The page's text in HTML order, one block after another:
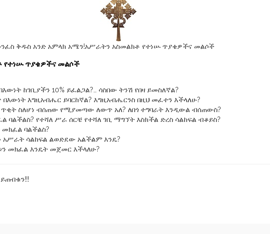
ቅዱስ አንድ አምላክ አሜን!አሥራትን አስመልክቶ የተነሡ ጥያቄዎችና መልሶች
የተነሡ ጥያቄዎችና መልሶች
ከገቢያችን 10% ይፈልጋል?… ሳስበው ትንሽ የበዛ ይመስለኛል?
እግዚአብሔር ይባርከኛል? እግዚአብሔርንስ በዚህ መፈተን እችላለሁ?
ስለሆነ ብሰጠው የሚያመጣው ለውጥ አለ? ለበጎ ተግባራት እንዲውል ብሰጠውስ?
ባልችልስ? የተሻለ ሥራ ሰርቼ የተሻለ ገቢ ማግኘት እስክችል ድረስ ሳልከፍል ብቆይስ?
ባልችልስ?
አሥራት ሳልከፍል ልወድደው አልችልም እንዴ?
መክፈል እንዴት መጀመር እችላለሁ?